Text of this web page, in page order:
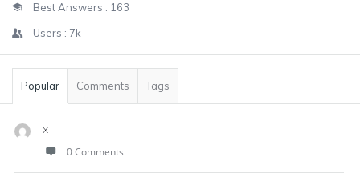
Best Answers : 163
Users : 7k
Popular Comments Tags
x
0 Comments